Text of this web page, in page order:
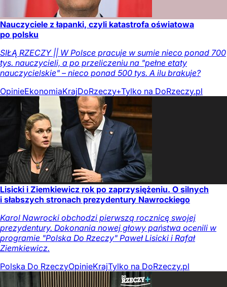
Nauczyciele z łapanki, czyli katastrofa oświatowa
po polsku
SIŁĄ RZECZY || W Polsce pracuje w sumie nieco ponad 700
tys. nauczycieli, a po przeliczeniu na "pełne etaty
nauczycielskie" – nieco ponad 500 tys. A ilu brakuje?
OpinieEkonomiaKrajDoRzeczy+Tylko na DoRzeczy.pl
Lisicki i Ziemkiewicz rok po zaprzysiężeniu. O silnych
i słabszych stronach prezydentury Nawrockiego
Karol Nawrocki obchodzi pierwszą rocznicę swojej
prezydentury. Dokonania nowej głowy państwa ocenili w
programie "Polska Do Rzeczy" Paweł Lisicki i Rafał
Ziemkiewicz.
Polska Do RzeczyOpinieKrajTylko na DoRzeczy.pl